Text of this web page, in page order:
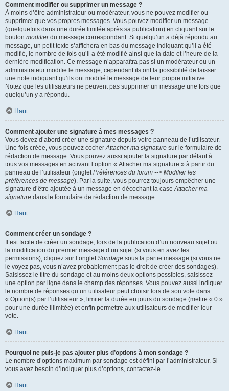
Comment modifier ou supprimer un message ?
À moins d’être administrateur ou modérateur, vous ne pouvez modifier ou
supprimer que vos propres messages. Vous pouvez modifier un message
(quelquefois dans une durée limitée après sa publication) en cliquant sur le
bouton modifierdu message correspondant. Si quelqu’un a déjà répondu au
message, un petit texte s’affichera en bas du message indiquant qu’il a été
modifié, le nombre de fois qu’il a été modifié ainsi que la date et l’heure de la
dernière modification. Ce message n’apparaîtra pas si un modérateur ou un
administrateur modifie le message, cependant ils ont la possibilité de laisser
une note indiquant qu’ils ont modifié le message de leur propre initiative.
Notez que les utilisateurs ne peuvent pas supprimer un message une fois que
quelqu’un y a répondu.
Haut
Comment ajouter une signature à mes messages ?
Vous devez d’abord créer une signature depuis votre panneau de l’utilisateur.
Une fois créée, vous pouvez cocherAttacher ma signature sur le formulaire de
rédaction de message. Vous pouvez aussi ajouter la signature par défaut à
tous vos messages en activant l’option « Attacher ma signature » à partir du
panneau de l’utilisateur (ongletPréférences du forum --> Modifier les
préférences de message). Par la suite, vous pourrez toujours empêcher une
signature d’être ajoutée à un message en décochant la caseAttacher ma
signature dans le formulaire de rédaction de message.
Haut
Comment créer un sondage ?
Il est facile de créer un sondage, lors de la publication d’un nouveau sujet ou
la modification du premier message d’un sujet (si vous en avez les
permissions), cliquez sur l’ongletSondage sous la partie message (si vous ne
le voyez pas, vous n’avez probablement pas le droit de créer des sondages).
Saisissez le titre du sondage et au moins deux options possibles, saisissez
une option par ligne dans le champ des réponses. Vous pouvez aussi indiquer
le nombre de réponses qu’un utilisateur peut choisir lors de son vote dans
« Option(s) par l’utilisateur », limiter la durée en jours du sondage (mettre « 0 »
pour une durée illimitée) et enfin permettre aux utilisateurs de modifier leur
vote.
Haut
Pourquoi ne puis-je pas ajouter plus d’options à mon sondage ?
Le nombre d’options maximum par sondage est défini par l’administrateur. Si
vous avez besoin d’indiquer plus d’options, contactez-le.
Haut